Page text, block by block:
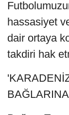
hassasiyet
dair ortaya
takdiri hak